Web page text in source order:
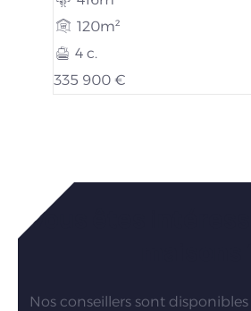
120m²
4 c.
335 900 €
Vous êtes
Nos conseillers sont